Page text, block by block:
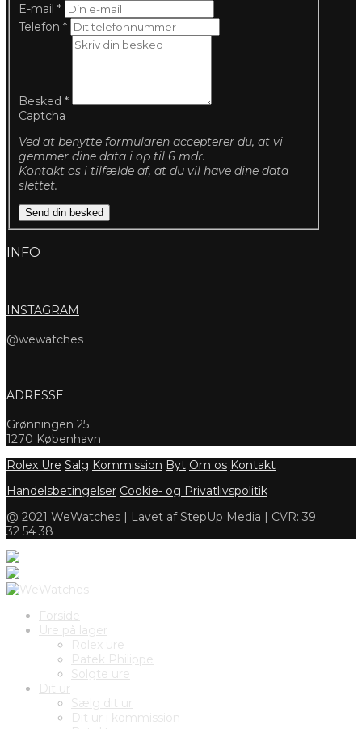
E-mail *
Telefon *
Besked *
Captcha
Ved at benytte formularen accepterer du, at vi
gemmer dine data i op til 6 mdr.
Kontakt os i tilfælde af, at du vil have dine data
slettet.
Send din besked
INFO
INSTAGRAM
@wewatches
ADRESSE
Grønningen 25
1270 København
Rolex Ure Salg Kommission Byt Om os Kontakt
Handelsbetingelser Cookie- og Privatlivspolitik
@ 2021 WeWatches | Lavet af StepUp Media | CVR: 39
32 54 38
Forside
Ure på lager
Rolex ure
Patek Philippe
Solgte ure
Dit ur
Sælg dit ur
Dit ur i kommission